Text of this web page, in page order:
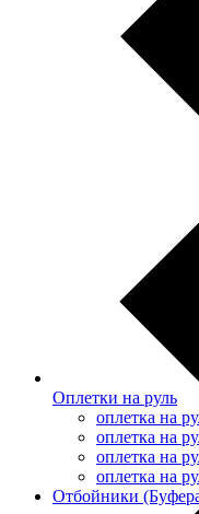
Оплетки на руль
оплетка на
оплетка на
оплетка на
оплетка на
Отбойники